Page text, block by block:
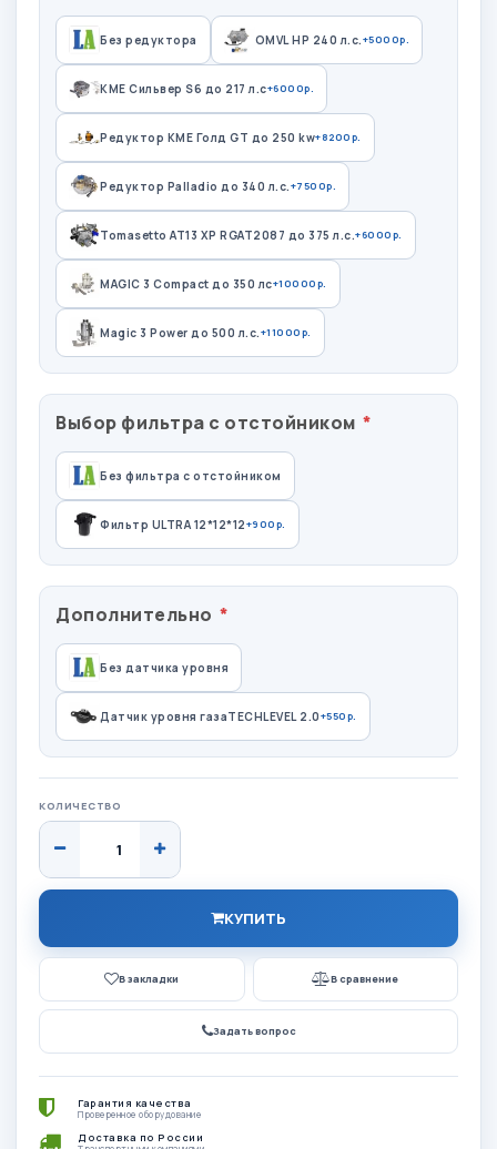
Без редуктора OMVL HP 240 л.с.+5000р.
КМЕ Сильвер S6 до 217 л.с+6000р.
Редуктор КМЕ Голд GT до 250 kw+8200р.
Редуктор Palladio до 340 л.с.+7500р.
Tomasetto AT13 XP RGAT2087 до 375 л.с.+6000р.
MAGIC 3 Compact до 350 лс+10000р.
Magic 3 Power до 500 л.с.+11000р.
Выбор фильтра с отстойником
Без фильтра с отстойником
Фильтр ULTRA 12*12*12+900р.
Дополнительно
Без датчика уровня
Датчик уровня газаTECHLEVEL 2.0+550р.
КОЛИЧЕСТВО
КУПИТЬ
В закладки В сравнение
Задать вопрос
Гарантия качества
Проверенное оборудование
Доставка по России